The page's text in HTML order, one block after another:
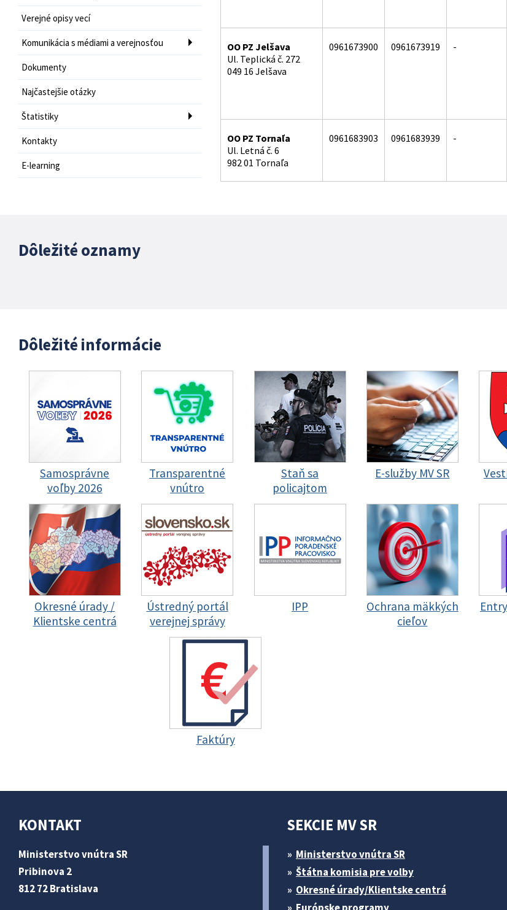
Verejné opisy vecí
Komunikácia s médiami a verejnosťou
Dokumenty
Najčastejšie otázky
Štatistiky
Kontakty
E-learning
OO PZ Jelšava
Ul. Teplická č. 272
049 16 Jelšava
0961673900 0961673919 -
OO PZ Tornaľa
Ul. Letná č. 6
982 01 Tornaľa
0961683903 0961683939 -
Dôležité oznamy
Dôležité informácie
Samosprávne
voľby 2026
Transparentné
vnútro
Staň sa
policajtom
E-služby MV SR
Okresné úrady /
Klientske centrá
Ústredný portál
verejnej správy
IPP
Ochrana mäkkých
cieľov
Faktúry
KONTAKT
Ministerstvo vnútra SR
Pribinova 2
812 72 Bratislava
SEKCIE MV SR
Ministerstvo vnútra SR
Štátna komisia pre volby
Okresné úrady/Klientske centrá
Európske programy